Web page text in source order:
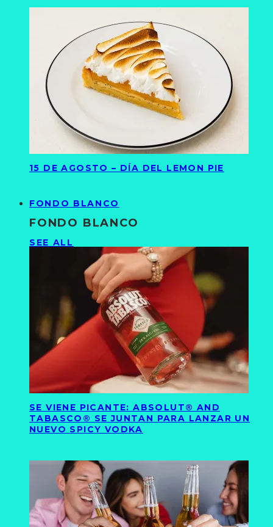
15 DE AGOSTO – DÍA DEL LEMON PIE
FONDO BLANCO
FONDO BLANCO
SEE ALL
SE VIENE PICANTE: ABSOLUT® AND
TABASCO® SE JUNTAN PARA LANZAR UN
NUEVO SPICY VODKA